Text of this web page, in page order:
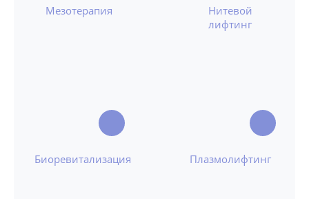
Мезотерапия
Нитевой
лифтинг
Биоревитализация Плазмолифтинг